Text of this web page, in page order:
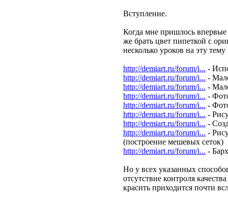
Вступление.
Когда мне пришлось впервые
же брать цвет пипеткой с
несколько уроков на эту тему
http://demiart.ru/forum/i... -
http://demiart.ru/forum/i... -
http://demiart.ru/forum/i... -
http://demiart.ru/forum/i... -
http://demiart.ru/forum/i... -
http://demiart.ru/forum/i... -
http://demiart.ru/forum/i... -
http://demiart.ru/forum/i... -
(построение мешевых сеток)
http://demiart.ru/forum/i... -
Но у всех указанных
отсутствие контроля
красить приходится почти